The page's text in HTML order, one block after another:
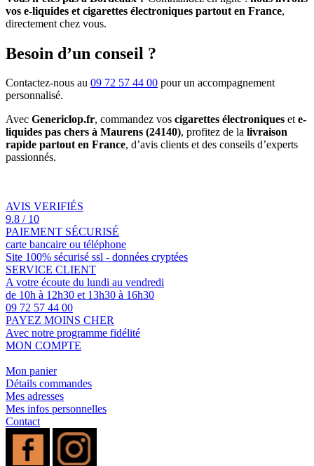
vos e-liquides et cigarettes électroniques partout en France,
directement chez vous.
Besoin d’un conseil ?
Contactez-nous au 09 72 57 44 00 pour un accompagnement
personnalisé.
Avec Genericlop.fr, commandez vos cigarettes électroniques ete-
liquides pas chers à Maurens (24140), profitez de la livraison
rapide partout en France, d’avis clients et des conseils d’experts
passionnés.
AVIS VERIFIÉS
9.8 / 10
PAIEMENT SÉCURISÉ
carte bancaire ou téléphone
Site 100% sécurisé ssl - données cryptées
SERVICE CLIENT
A votre écoute du lundi au vendredi
de 10h à 12h30 et 13h30 à 16h30
09 72 57 44 00
PAYEZ MOINS CHER
Avec notre programme fidélité
MON COMPTE
Mon panier
Détails commandes
Mes adresses
Mes infos personnelles
Contact